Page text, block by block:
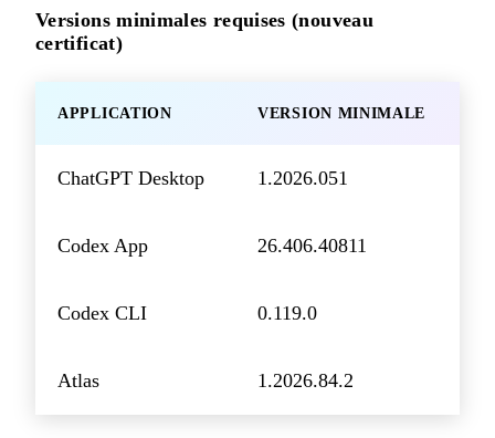
Versions minimales requises (nouveau
certificat)
APPLICATION VERSION MINIMALE
ChatGPT Desktop 1.2026.051
Codex App 26.406.40811
Codex CLI 0.119.0
Atlas 1.2026.84.2